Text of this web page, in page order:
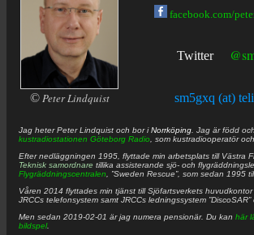
© Peter Lindquist
facebook.com/
Twitter
sm5gxq (at)
Jag heterPeter Lindquist och bor iNorrköping . Jag är född
kustradiostationen Göteborg Radio , som kustradiooperatör
Efter nedläggningen 1995, flyttade min arbetsplats till Västra
Teknisk samordnare tillika assisterande sjö- och
Flygräddningscentralen , ”Sweden Rescue”, som sedan 1995
Våren 2014 flyttades min tjänst till Sjöfartsverkets
JRCCs telefonsystem samt JRCCs ledningssystem
Men sedan 2019-02-01 är jag numera pensionär. Du kan här
bildspel.